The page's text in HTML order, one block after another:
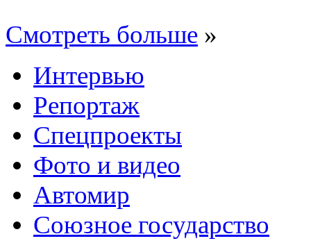
Смотреть больше »
Интервью
Репортаж
Спецпроекты
Фото и видео
Автомир
Союзное государство